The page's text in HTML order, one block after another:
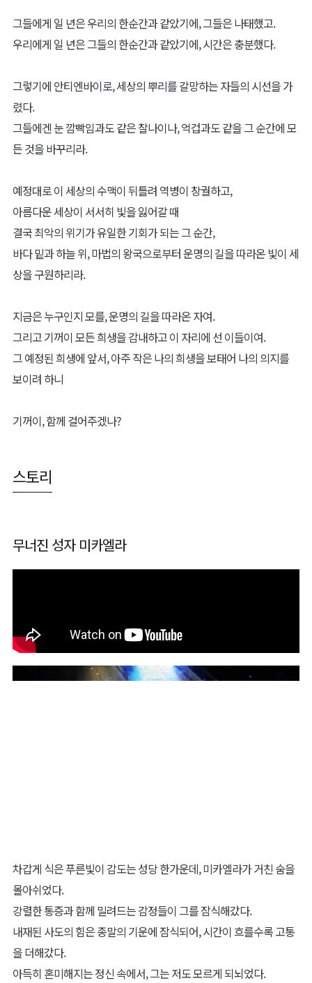
그들에게 일 년은 우리의 한순간과 같았기에, 그들은 나태했고.
우리에게 일 년은 그들의 한순간과 같았기에, 시간은 충분했다.
그렇기에 안티엔바이로, 세상의 뿌리를 갈망하는 자들의 시선을 가
렸다.
그들에겐 눈 깜빡임과도 같은 찰나이나, 억겁과도 같을 그 순간에 모
든 것을 바꾸리라.
예정대로 이 세상의 수맥이 뒤틀려 역병이 창궐하고,
아름다운 세상이 서서히 빛을 잃어갈 때
결국 최악의 위기가 유일한 기회가 되는 그 순간,
바다 밑과 하늘 위, 마법의 왕국으로부터 운명의 길을 따라온 빛이 세
상을 구원하리라.
지금은 누구인지 모를, 운명의 길을 따라온 자여.
그리고 기꺼이 모든 희생을 감내하고 이 자리에 선 이들이여.
그 예정된 희생에 앞서, 아주 작은 나의 희생을 보태어 나의 의지를
보이려 하니
기꺼이, 함께 걸어주겠나?
스토리
무너진 성자 미카엘라
차갑게 식은 푸른빛이 감도는 성당 한가운데, 미카엘라가 거친 숨을
몰아쉬었다.
강렬한 통증과 함께 밀려드는 감정들이 그를 잠식해갔다.
내재된 사도의 힘은 종말의 기운에 잠식되어, 시간이 흐를수록 고통
을 더해갔다.
아득히 혼미해지는 정신 속에서, 그는 저도 모르게 되뇌었다.